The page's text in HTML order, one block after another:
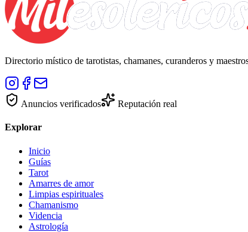
Directorio místico de tarotistas, chamanes, curanderos y
Anuncios verificados Reputación real
Explorar
Inicio
Guías
Tarot
Amarres de amor
Limpias espirituales
Chamanismo
Videncia
Astrología